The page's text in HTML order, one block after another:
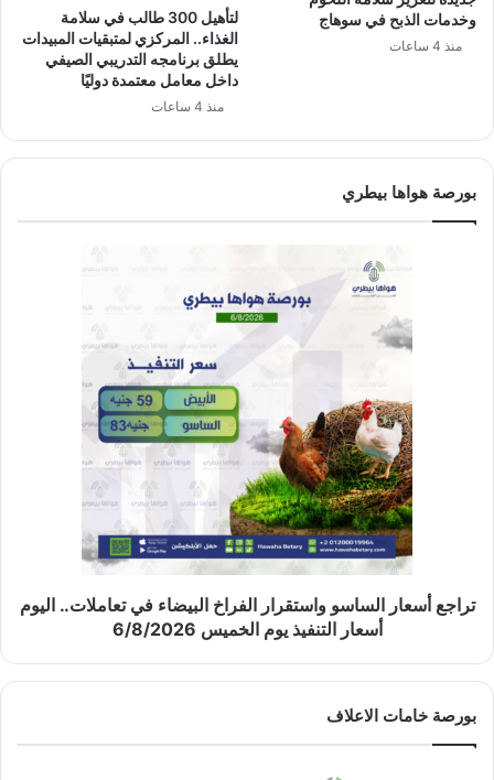
وخدمات الذبح في سوهاج
منذ 4 ساعات
لتأهيل 300 طالب في سلامة
الغذاء.. المركزي لمتبقيات المبيدات
يطلق برنامجه التدريبي الصيفي
داخل معامل معتمدة دوليًا
منذ 4 ساعات
بورصة هواها بيطري
تراجع أسعار الساسو واستقرار الفراخ البيضاء في تعاملات.. اليوم
أسعار التنفيذ يوم الخميس 6/8/2026
بورصة خامات الاعلاف